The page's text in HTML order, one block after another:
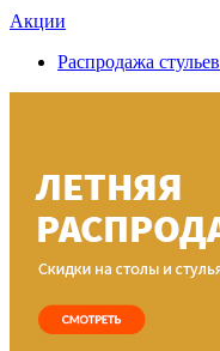
Акции
Распродажа стульев